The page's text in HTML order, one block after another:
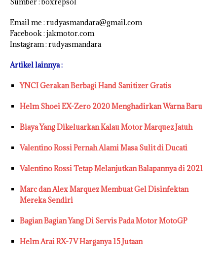
Email me : rudyasmandara@gmail.com
Facebook : jakmotor.com
Instagram : rudyasmandara
Artikel lainnya :
YNCI Gerakan Berbagi Hand Sanitizer Gratis
Helm Shoei EX-Zero 2020 Menghadirkan Warna Baru
Biaya Yang Dikeluarkan Kalau Motor Marquez Jatuh
Valentino Rossi Pernah Alami Masa Sulit di Ducati
Valentino Rossi Tetap MelanjutkanBalapannya di 2021
Marc dan Alex Marquez Membuat Gel Disinfektan
Mereka Sendiri
Bagian Bagian Yang Di Servis Pada Motor MotoGP
Helm Arai RX-7V Harganya 15 Jutaan